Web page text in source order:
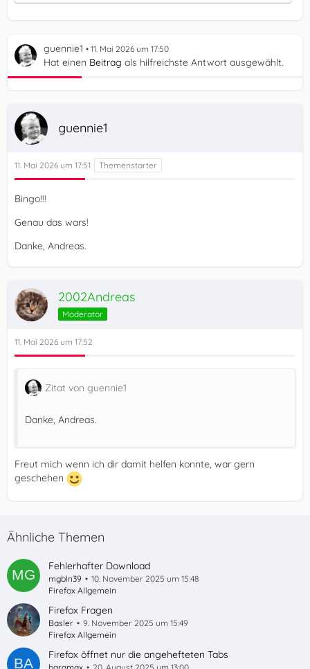
guennie1 11. Mai 2026 um 17:50
Hat einen Beitrag als hilfreichste Antwort ausgewählt.
guennie1
11. Mai 2026 um 17:51
Bingo!!!
Genau das wars!
Danke, Andreas.
2002Andreas
Moderator
11. Mai 2026 um 17:52
Zitat von guennie1
Danke, Andreas.
Freut mich wenn ich dir damit helfen konnte, war gern
geschehen
Ähnliche Themen
Fehlerhafter Download
mgbln39
10. November 2025 um 15:48
Firefox Allgemein
Firefox Fragen
Basler
9. November 2025 um 15:49
Firefox Allgemein
Firefox öffnet nur die angehefteten Tabs